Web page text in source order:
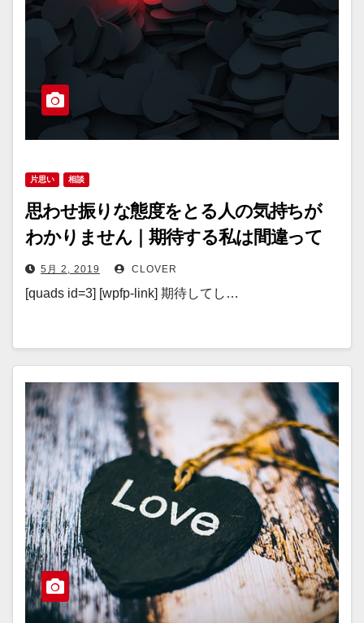
片思い 相談
思わせ振りな態度をとる人の気持ちが
わかりません｜期待する私は間違って
いるのか？
5月 2, 2019 CLOVER
[quads id=3] [wpfp-link] 期待してし…